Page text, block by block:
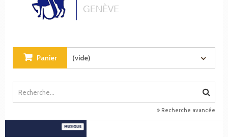
Panier (vide)
Recherche avancée